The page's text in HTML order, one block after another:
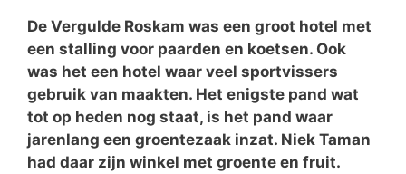
De Vergulde Roskam was een groot hotel met
een stalling voor paarden en koetsen. Ook
was het een hotel waar veel sportvissers
gebruik van maakten. Het enigste pand wat
tot op heden nog staat, is het pand waar
jarenlang een groentezaak inzat. Niek Taman
had daar zijn winkel met groente en fruit.